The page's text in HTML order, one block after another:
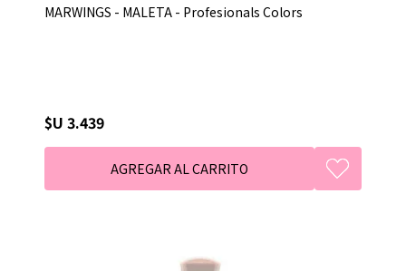
MARWINGS - MALETA - Profesionals Colors
$U 3.439